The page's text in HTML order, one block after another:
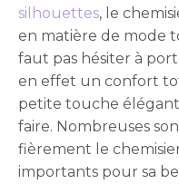
silhouettes, le
en matière de mode
faut pas hésiter à
en effet un confort
petite touche
faire. Nombreuses
fièrement le
importants pour sa